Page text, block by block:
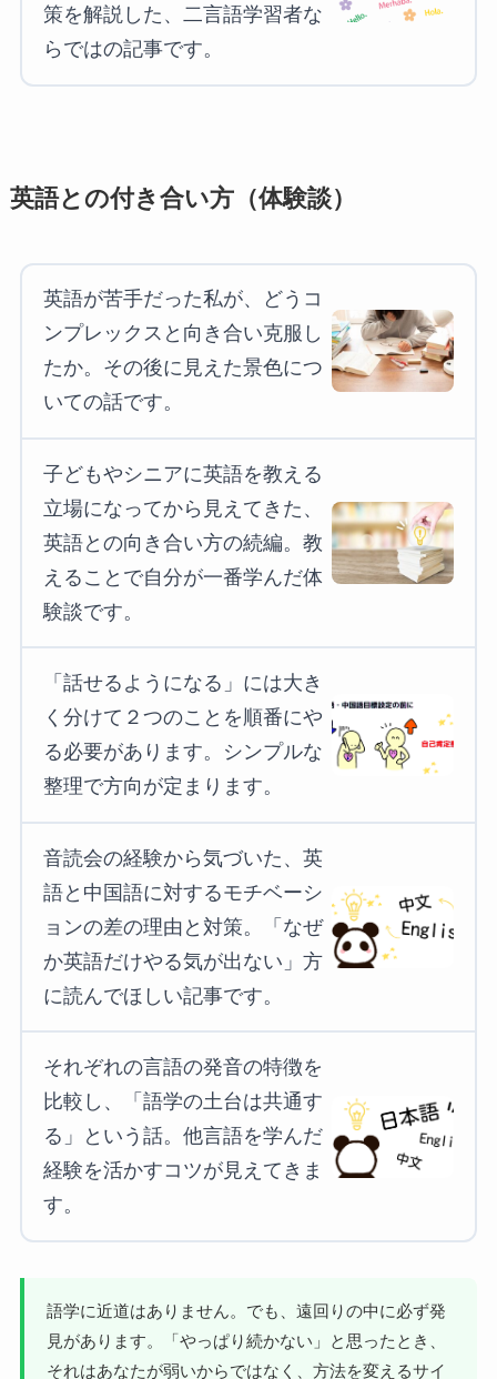
策を解説した、二言語学習者な
らではの記事です。
英語との付き合い方（体験談）
英語が苦手だった私が、どうコ
ンプレックスと向き合い克服し
たか。その後に見えた景色につ
いての話です。
子どもやシニアに英語を教える
立場になってから見えてきた、
英語との向き合い方の続編。教
えることで自分が一番学んだ体
験談です。
「話せるようになる」には大き
く分けて２つのことを順番にや
る必要があります。シンプルな
整理で方向が定まります。
音読会の経験から気づいた、英
語と中国語に対するモチベーシ
ョンの差の理由と対策。「なぜ
か英語だけやる気が出ない」方
に読んでほしい記事です。
それぞれの言語の発音の特徴を
比較し、「語学の土台は共通す
る」という話。他言語を学んだ
経験を活かすコツが見えてきま
す。
語学に近道はありません。でも、遠回りの中に必ず発
見があります。「やっぱり続かない」と思ったとき、
それはあなたが弱いからではなく、方法を変えるサイ